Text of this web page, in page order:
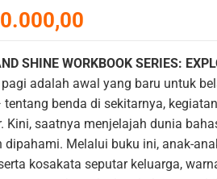
SHINE WORKBOOK SERIES:
adalah awal yang baru untuk
benda di sekitarnya,
Kini, saatnya menjelajah dunia
dipahami. Melalui buku ini, anak-
kosakata seputar keluarga,